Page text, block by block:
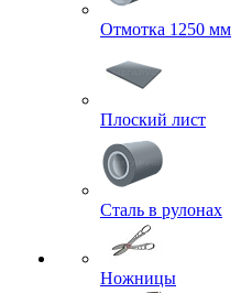
Отмотка 1250 мм
Плоский лист
Сталь в рулонах
Ножницы